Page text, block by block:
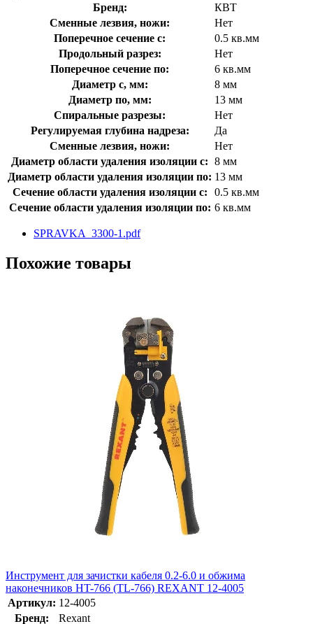
Бренд:
КВТ
Сменные лезвия, ножи:
Нет
Поперечное сечение с:
0.5 кв.мм
Продольный разрез:
Нет
Поперечное сечение по:
6 кв.мм
Диаметр с, мм:
8 мм
Диаметр по, мм:
13 мм
Спиральные разрезы:
Нет
Регулируемая глубина надреза:
Да
Сменные лезвия, ножи:
Нет
Диаметр области удаления изоляции с: 8 мм
Диаметр области удаления изоляции по: 13 мм
Сечение области удаления изоляции с:
0.5 кв.мм
Сечение области удаления изоляции по: 6 кв.мм
SPRAVKA_3300-1.pdf
Похожие товары
Инструмент для зачистки кабеля 0.2-6.0 и обжима
наконечников HT-766 (TL-766) REXANT 12-4005
Артикул: 12-4005
Бренд:
Rexant